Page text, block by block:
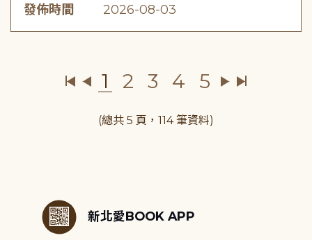
發佈時間 2026-08-03
1 2 3 4 5
(總共 5 頁，114 筆資料)
新北愛BOOK APP